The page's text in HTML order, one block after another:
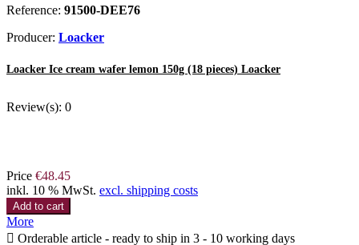
Reference: 91500-DEE76
Producer: Loacker
Loacker Ice cream wafer lemon 150g (18 pieces) Loacker
Review(s): 0
Price €48.45
inkl. 10 % MwSt. excl. shipping costs
Add to cart
More
 Orderable article - ready to ship in 3 - 10 working days